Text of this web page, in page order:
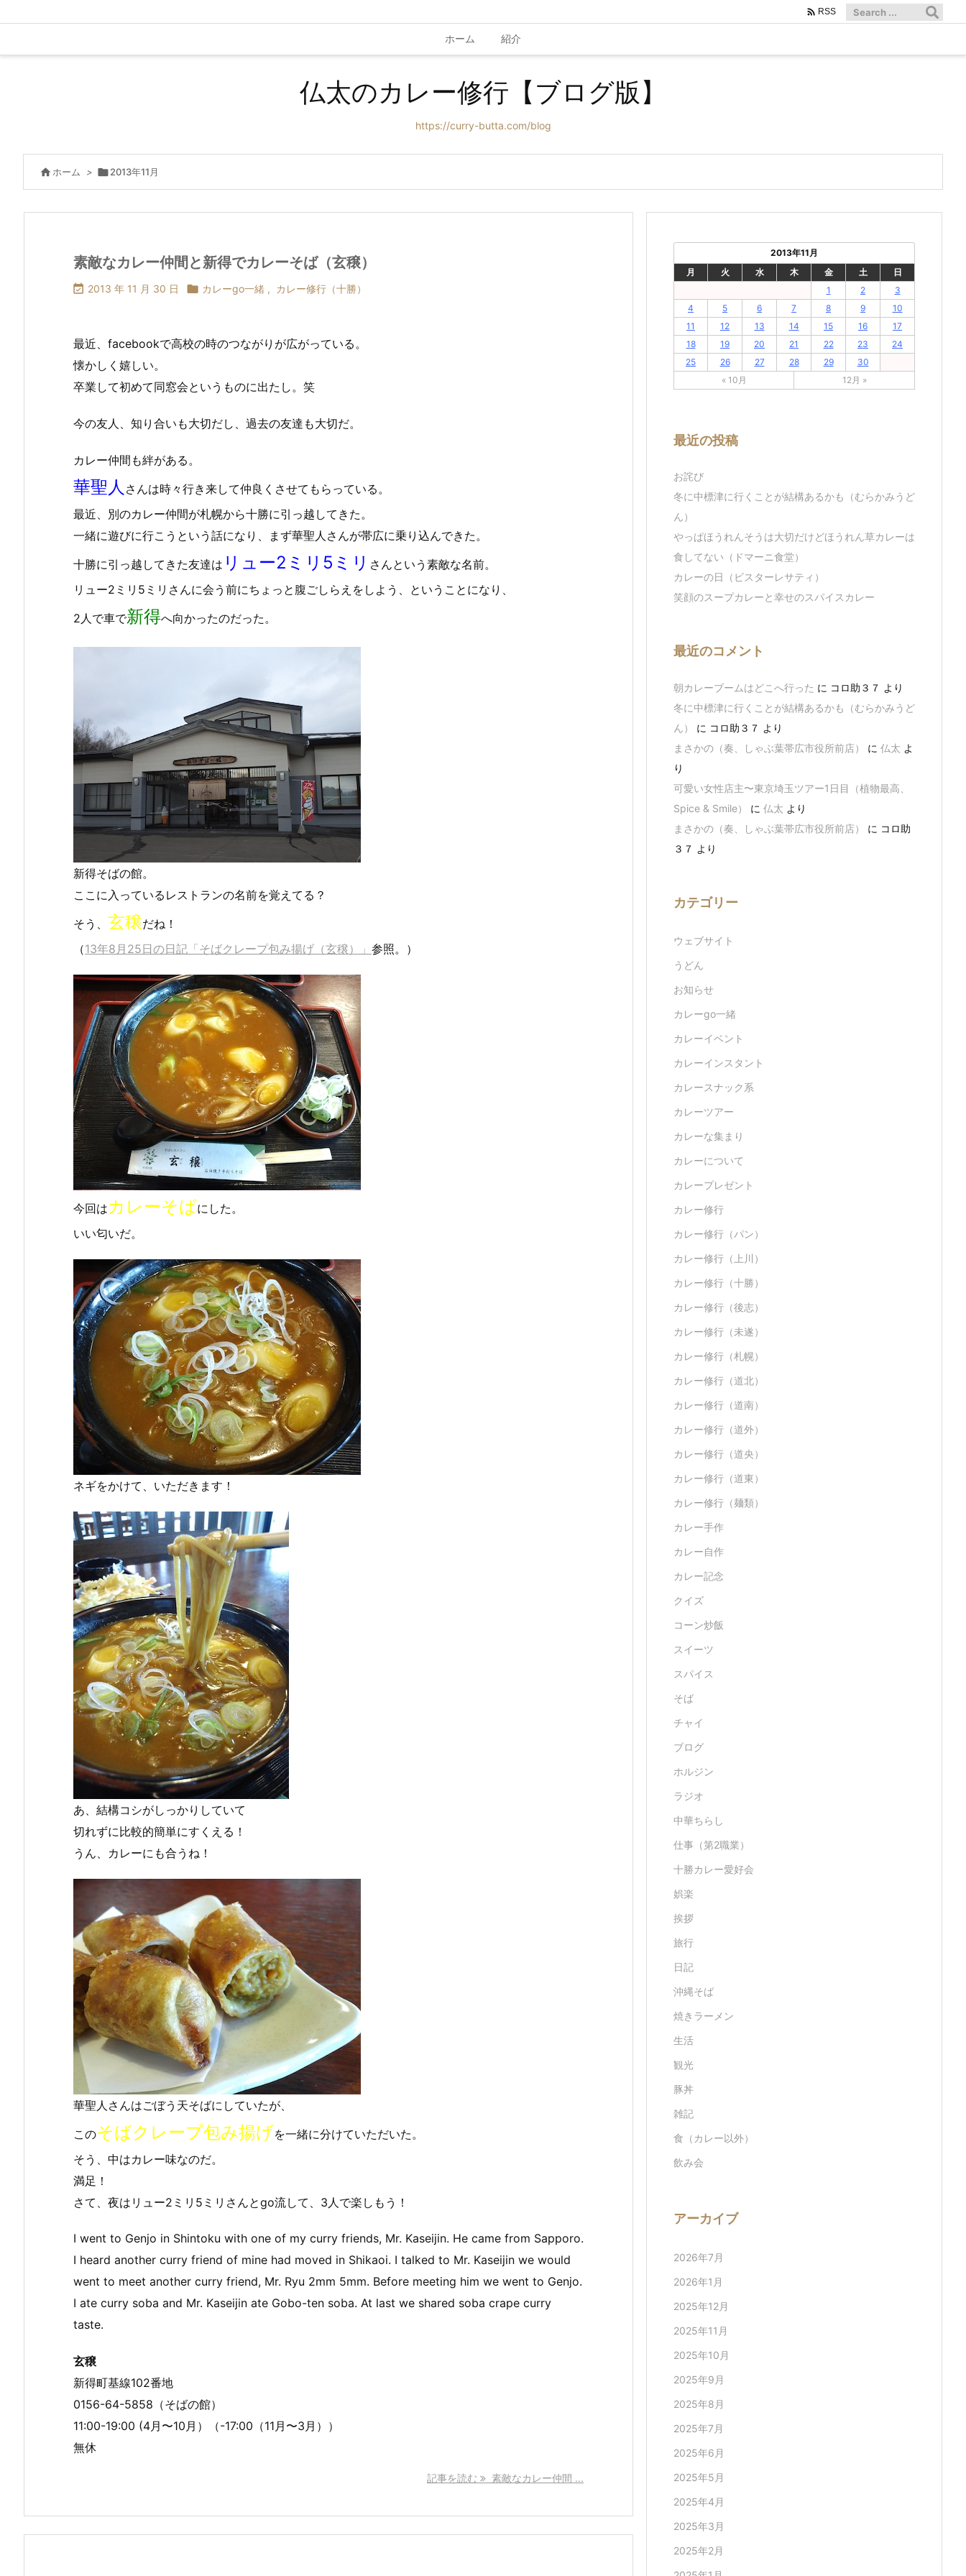
ホーム 紹介
 RSS
仏太のカレー修行【ブログ版】
https://curry-butta.com/blog
 ホーム > 2013年11月
素敵なカレー仲間と新得でカレーそば（玄穣）
 2013 年 11 月 30 日  カレーgo一緒 , カレー修行（十勝）
最近、facebookで高校の時のつながりが広がっている。
懐かしく嬉しい。
卒業して初めて同窓会というものに出たし。笑
今の友人、知り合いも大切だし、過去の友達も大切だ。
カレー仲間も絆がある。
華聖人 さんは時々行き来して仲良くさせてもらっている。
最近、別のカレー仲間が札幌から十勝に引っ越してきた。
一緒に遊びに行こうという話になり、まず華聖人さんが帯広に乗り込んできた。
十勝に引っ越してきた友達は リュー2ミリ5ミリ さんという素敵な名前。
リュー2ミリ5ミリさんに会う前にちょっと腹ごしらえをしよう、ということになり、
2人で車で新得へ向かったのだった。
新得そばの館。
ここに入っているレストランの名前を覚えてる？
そう、 玄穣だね！
（13年8月25日の日記「そばクレープ包み揚げ（玄穣）」 参照。）
今回は カレーそばにした。
いい匂いだ。
ネギをかけて、いただきます！
あ、結構コシがしっかりしていて
切れずに比較的簡単にすくえる！
うん、カレーにも合うね！
華聖人さんはごぼう天そばにしていたが、
このそばクレープ包み揚げを一緒に分けていただいた。
そう、中はカレー味なのだ。
満足！
さて、夜はリュー2ミリ5ミリさんとgo流して、3人で楽しもう！
I went to Genjo in Shintoku with one of my curry friends, Mr. Kaseijin. He came from Sapporo.
I heard another curry friend of mine had moved in Shikaoi. I talked to Mr. Kaseijin we would
went to meet another curry friend, Mr. Ryu 2mm 5mm. Before meeting him we went to Genjo.
I ate curry soba and Mr. Kaseijin ate Gobo-ten soba. At last we shared soba crape curry
taste.
玄穣
新得町基線102番地
0156-64-5858（そばの館）
11:00-19:00 (4月〜10月）（-17:00（11月〜3月））
無休
記事を読む 素敵なカレー仲間 ...
2013年11月
月
火 水 木 金 土
日
1
2
3
4
5 6 7 8 9
10
11
12 13 14 15 16
17
18
19 20 21 22 23
24
25
26 27 28 29
30
« 10月
12月 »
最近の投稿
お詫び
冬に中標津に行くことが結構あるかも（むらかみうど
ん）
やっぱほうれんそうは大切だけどほうれん草カレーは
食してない（ドマーニ食堂）
カレーの日（ビスターレサティ）
笑顔のスープカレーと幸せのスパイスカレー
最近のコメント
朝カレーブームはどこへ行った に コロ助３７ より
冬に中標津に行くことが結構あるかも（むらかみうど
ん）
に コロ助３７ より
まさかの（奏、しゃぶ葉帯広市役所前店）
に 仏太 よ
り
可愛い女性店主〜東京埼玉ツアー1日目（植物最高、
Spice & Smile）
に 仏太 より
まさかの（奏、しゃぶ葉帯広市役所前店）
に コロ助
３７ より
カテゴリー
ウェブサイト
うどん
お知らせ
カレーgo一緒
カレーイベント
カレーインスタント
カレースナック系
カレーツアー
カレーな集まり
カレーについて
カレープレゼント
カレー修行
カレー修行（パン）
カレー修行（上川）
カレー修行（十勝）
カレー修行（後志）
カレー修行（未遂）
カレー修行（札幌）
カレー修行（道北）
カレー修行（道南）
カレー修行（道外）
カレー修行（道央）
カレー修行（道東）
カレー修行（麺類）
カレー手作
カレー自作
カレー記念
クイズ
コーン炒飯
スイーツ
スパイス
そば
チャイ
ブログ
ホルジン
ラジオ
中華ちらし
仕事（第2職業）
十勝カレー愛好会
娯楽
挨拶
旅行
日記
沖縄そば
焼きラーメン
生活
観光
豚丼
雑記
食（カレー以外）
飲み会
アーカイブ
2026年7月
2026年1月
2025年12月
2025年11月
2025年10月
2025年9月
2025年8月
2025年7月
2025年6月
2025年5月
2025年4月
2025年3月
2025年2月